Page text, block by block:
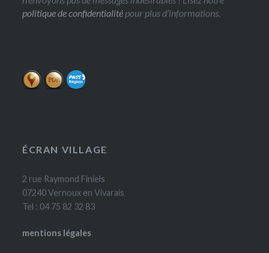
politique de confidentialité pour plus d’informations.
ÉCRAN VILLAGE
2 rue Raymond Finiels
07240 Vernoux en Vivarais
Tel : 04 75 82 32 83
mentions légales